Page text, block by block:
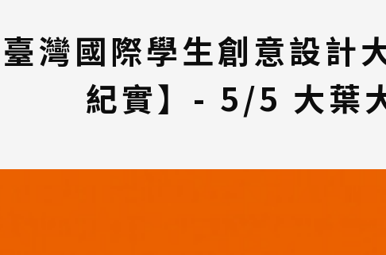
報名格式
評選與獎項
常見問題
灣國際學生創意設計
紀實】- 5/5 大葉